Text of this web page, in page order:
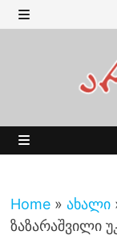
Skip
to MENU
Home » ახალი
ზაზარაშვილი